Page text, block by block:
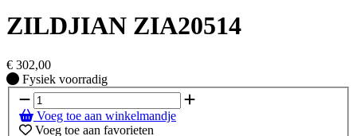
ZILDJIAN ZIA20514
€ 302,00
Fysiek voorradig
Fysiek voorradig
Voeg toe aan winkelmandje
Voeg toe aan favorieten